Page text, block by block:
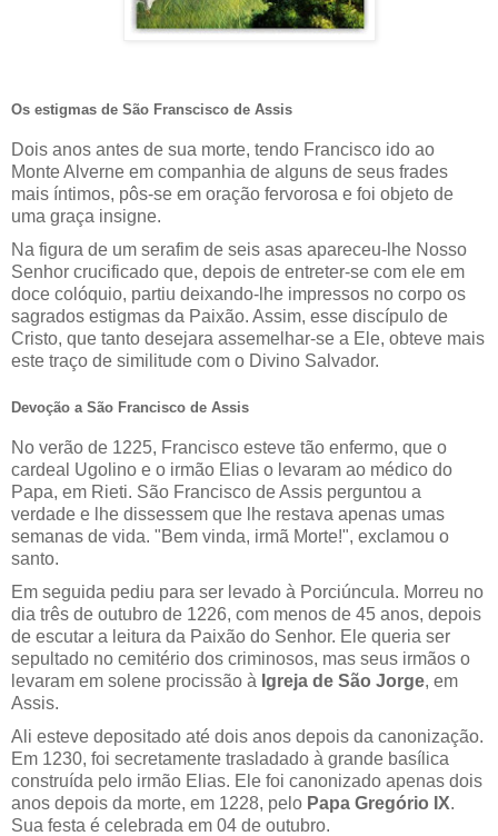
Os estigmas de São Franscisco de Assis
Dois anos antes de sua morte, tendo Francisco ido ao
Monte Alverne em companhia de alguns de seus frades
mais íntimos, pôs-se em oração fervorosa e foi objeto de
uma graça insigne.
Na figura de um serafim de seis asas apareceu-lhe Nosso
Senhor crucificado que, depois de entreter-se com ele em
doce colóquio, partiu deixando-lhe impressos no corpo os
sagrados estigmas da Paixão. Assim, esse discípulo de
Cristo, que tanto desejara assemelhar-se a Ele, obteve mais
este traço de similitude com o Divino Salvador.
Devoção a São Francisco de Assis
No verão de 1225, Francisco esteve tão enfermo, que o
cardeal Ugolino e o irmão Elias o levaram ao médico do
Papa, em Rieti. São Francisco de Assis perguntou a
verdade e lhe dissessem que lhe restava apenas umas
semanas de vida. "Bem vinda, irmã Morte!", exclamou o
santo.
Em seguida pediu para ser levado à Porciúncula. Morreu no
dia três de outubro de 1226, com menos de 45 anos, depois
de escutar a leitura da Paixão do Senhor. Ele queria ser
sepultado no cemitério dos criminosos, mas seus irmãos o
levaram em solene procissão à Igreja de São Jorge, em
Assis.
Ali esteve depositado até dois anos depois da canonização.
Em 1230, foi secretamente trasladado à grande basílica
construída pelo irmão Elias. Ele foi canonizado apenas dois
anos depois da morte, em 1228, pelo Papa Gregório IX.
Sua festa é celebrada em 04 de outubro.